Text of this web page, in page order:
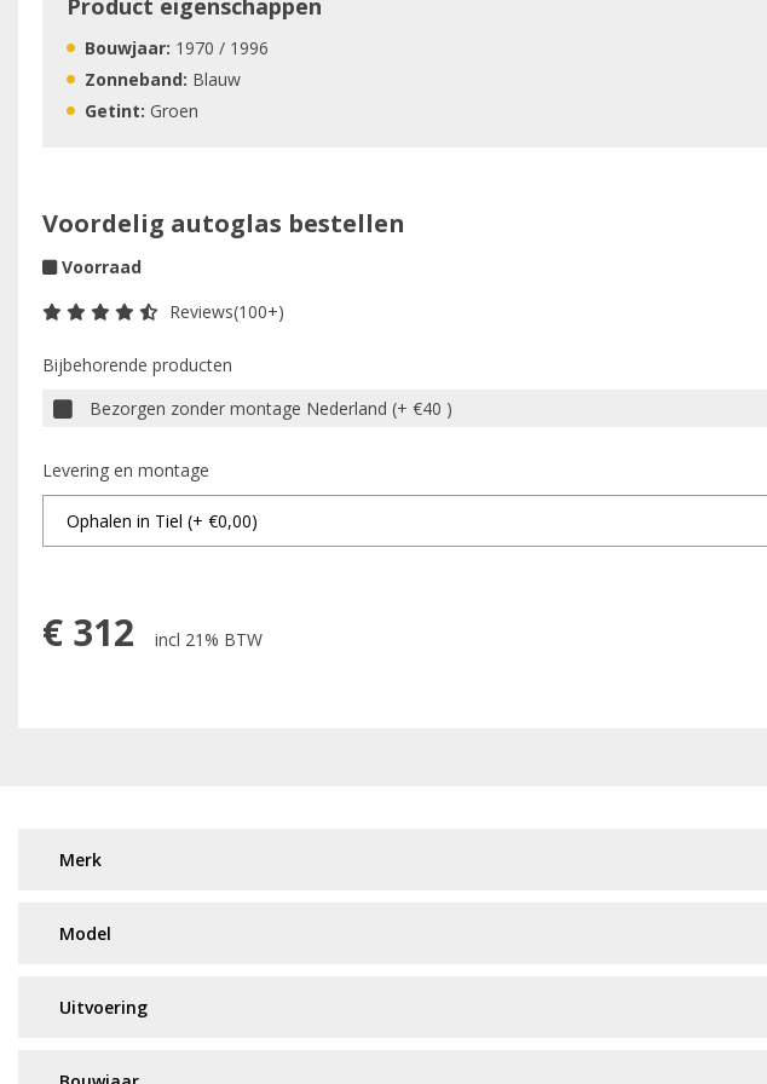
Product eigenschappen
Bouwjaar: 1970 / 1996
Zonneband: Blauw
Getint: Groen
Voordelig autoglas bestellen
Voorraad
Reviews(100+)
Bijbehorende producten
Bezorgen zonder montage Nederland (+ €40 )
Levering en montage
€ 312 incl 21% BTW